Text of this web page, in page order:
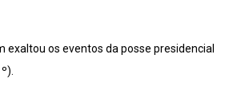
exaltou os eventos da posse presidencial